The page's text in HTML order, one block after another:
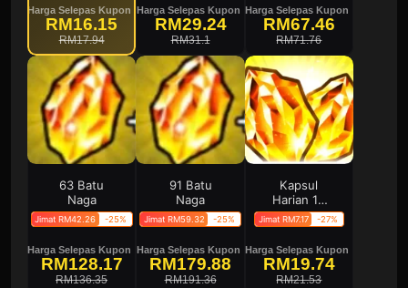
Harga Selepas Kupon
RM16.15
RM17.94
Harga Selepas Kupon
RM29.24
RM31.1
Harga Selepas Kupon
RM67.46
RM71.76
63 Batu
Naga
Jimat RM42.26 -25%
Harga Selepas Kupon
RM128.17
RM136.35
91 Batu
Naga
Jimat RM59.32 -25%
Harga Selepas Kupon
RM179.88
RM191.36
Kapsul
Harian 15
Hari
Jimat RM7.17 -27%
Harga Selepas Kupon
RM19.74
RM21.53